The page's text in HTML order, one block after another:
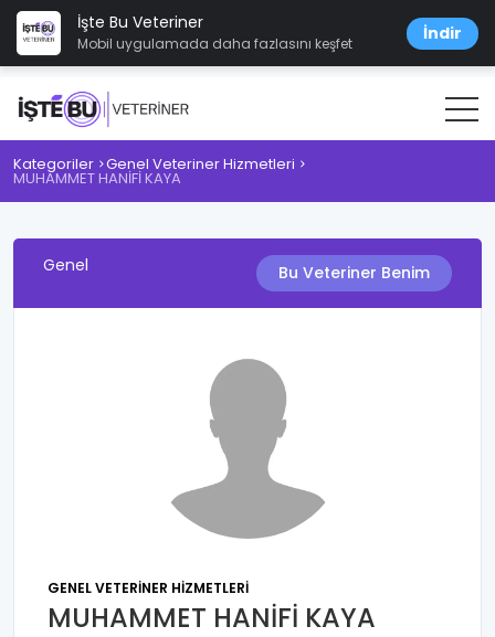
İşte Bu Veteriner
Mobil uygulamada daha fazlasını keşfet İndir
Kategoriler Genel Veteriner Hizmetleri
MUHAMMET HANİFİ KAYA
Genel Bu Veteriner Benim
GENEL VETERINER HIZMETLERI
MUHAMMET HANİFİ KAYA